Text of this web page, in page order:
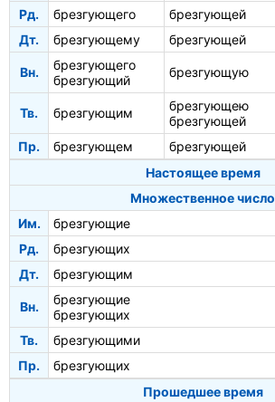
Рд.
брезгующего брезгующей
Дт.
брезгующему брезгующей
Вн.
брезгующего
брезгующий
брезгующую
Тв. брезгующим
брезгующею
брезгующей
Пр. брезгующем брезгующей
Настоящее время
Множественное число
Им.
брезгующие
Рд.
брезгующих
Дт.
брезгующим
Вн.
брезгующие
брезгующих
Тв.
брезгующими
Пр.
брезгующих
Прошедшее время